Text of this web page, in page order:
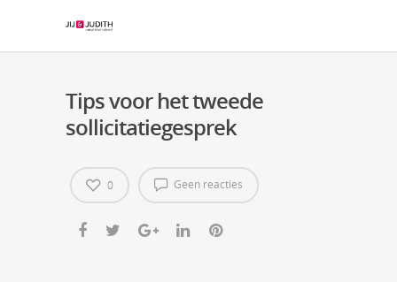
Tips voor het tweede
sollicitatiegesprek
Geen reacties
0